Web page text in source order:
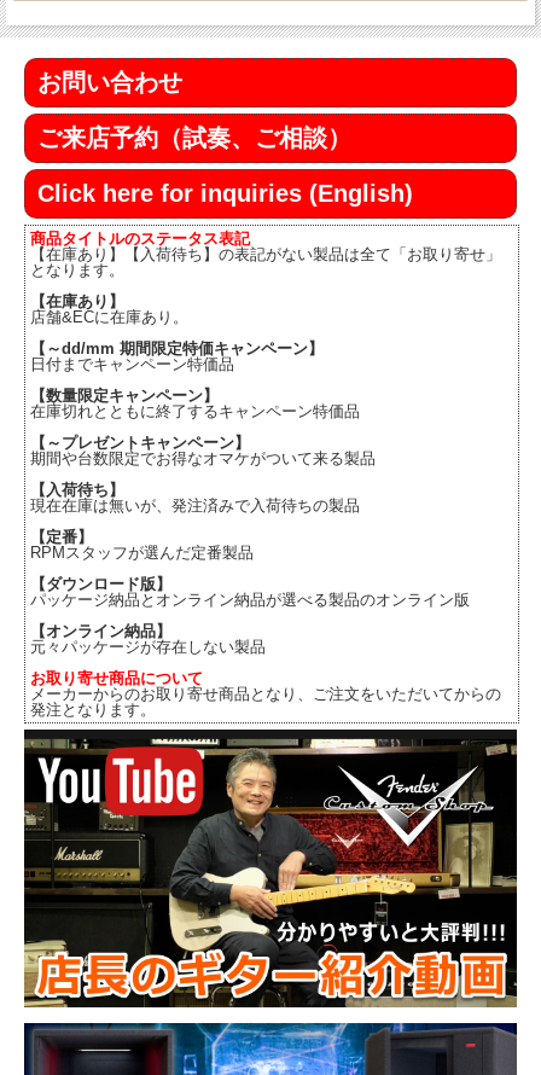
お問い合わせ
ご来店予約（試奏、ご相談）
Click here for inquiries (English)
商品タイトルのステータス表記
【在庫あり】【入荷待ち】の表記がない製品は全て「お取り寄せ」
となります。
【在庫あり】
店舗&ECに在庫あり。
【～dd/mm 期間限定特価キャンペーン】
日付までキャンペーン特価品
【数量限定キャンペーン】
在庫切れとともに終了するキャンペーン特価品
【～プレゼントキャンペーン】
期間や台数限定でお得なオマケがついて来る製品
【入荷待ち】
現在在庫は無いが、発注済みで入荷待ちの製品
【定番】
RPMスタッフが選んだ定番製品
【ダウンロード版】
パッケージ納品とオンライン納品が選べる製品のオンライン版
【オンライン納品】
元々パッケージが存在しない製品
お取り寄せ商品について
メーカーからのお取り寄せ商品となり、ご注文をいただいてからの
発注となります。